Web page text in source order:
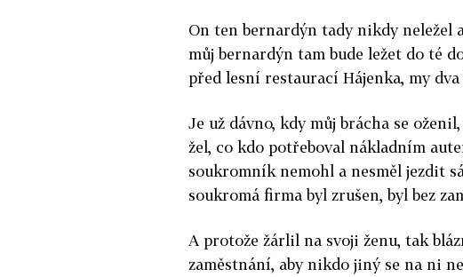
On ten bernardýn tady ni­kdy neležel
můj bernardýn tam bude ležet do té
před lesní restaurací Hájenka, my dva
Je už dávno, kdy můj brácha se
žel, co kdo potřeboval nákladním
soukromník nemohl a nesměl jezdit
soukromá firma byl zrušen, byl bez
A protože žárlil na svoji ženu, tak
zaměstnání, aby nikdo jiný se na ni